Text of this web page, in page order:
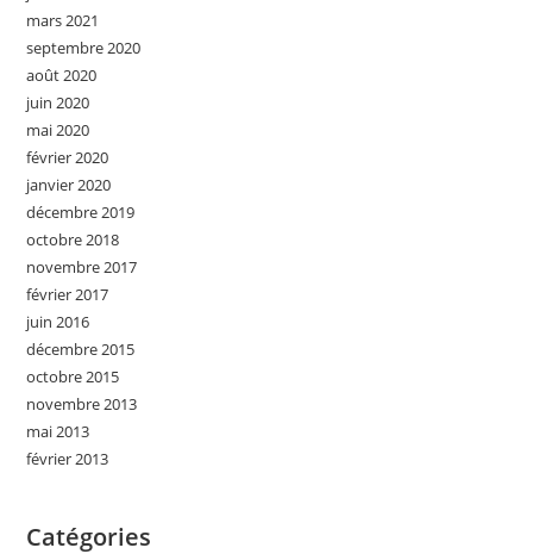
mars 2021
septembre 2020
août 2020
juin 2020
mai 2020
février 2020
janvier 2020
décembre 2019
octobre 2018
novembre 2017
février 2017
juin 2016
décembre 2015
octobre 2015
novembre 2013
mai 2013
février 2013
Catégories